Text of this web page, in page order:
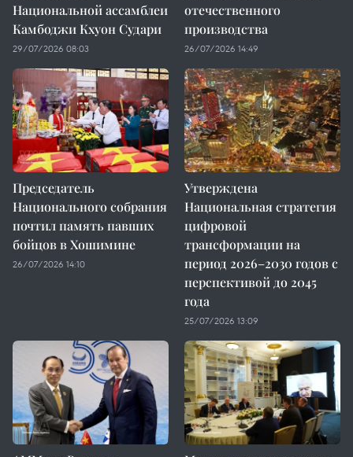
Национальной ассамблеи
Камбоджи Кхуон Судари
29/07/2026 08:03
отечественного
производства
26/07/2026 14:49
Председатель
Национального собрания
почтил память павших
бойцов в Хошимине
26/07/2026 14:10
Утверждена
Национальная стратегия
цифровой
трансформации на
период 2026–2030 годов с
перспективой до 2045
года
25/07/2026 13:09